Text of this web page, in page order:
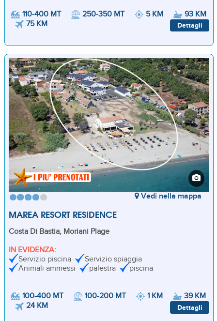
110-400 MT 250-350 MT 5 KM
93 KM
75 KM
Dettagli
MAREA RESORT RESIDENCE
Vedi nella mappa
Costa Di Bastia, Moriani Plage
IN EVIDENZA:
Servizio piscina
Servizio spiaggia
Animali ammessi
palestra piscina
100-400 MT 100-200 MT 1 KM
39 KM
24 KM
Dettagli